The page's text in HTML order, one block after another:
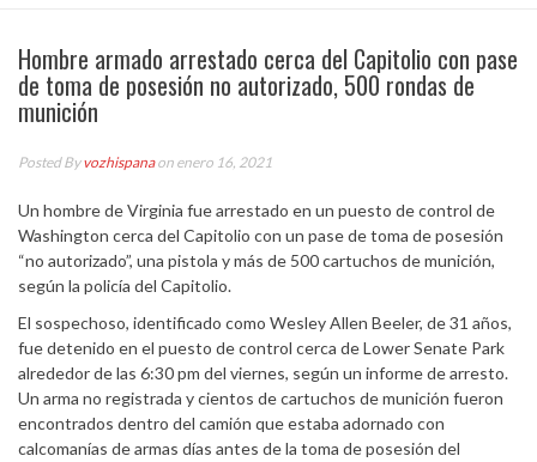
Hombre armado arrestado cerca del Capitolio con pase
de toma de posesión no autorizado, 500 rondas de
munición
Posted Byvozhispanaon enero 16, 2021
Un hombre de Virginia fue arrestado en un puesto de control de
Washington cerca del Capitolio con un pase de toma de posesión
“no autorizado”, una pistola y más de 500 cartuchos de munición,
según la policía del Capitolio.
El sospechoso, identificado como Wesley Allen Beeler, de 31 años,
fue detenido en el puesto de control cerca de Lower Senate Park
alrededor de las 6:30 pm del viernes, según un informe de arresto.
Un arma no registrada y cientos de cartuchos de munición fueron
encontrados dentro del camión que estaba adornado con
calcomanías de armas días antes de la toma de posesión del